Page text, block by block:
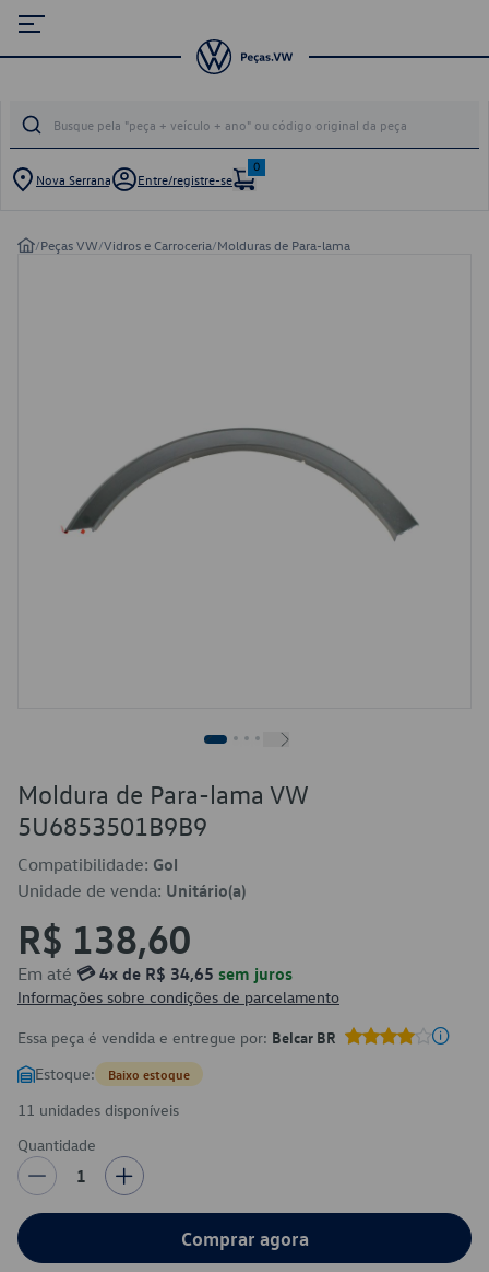
Nova Serrana Entre/registre-se
0
/Peças VW/Vidros e Carroceria/Molduras de Para-lama
Moldura de Para-lama VW
5U6853501B9B9
Compatibilidade: Gol
Unidade de venda: Unitário(a)
R$ 138,60
Em até 💳 4x de R$ 34,65 sem juros
Informações sobre condições de parcelamento
Essa peça é vendida e entregue por: Belcar BR
Estoque: Baixo estoque
11 unidades disponíveis
Quantidade
1
Comprar agora